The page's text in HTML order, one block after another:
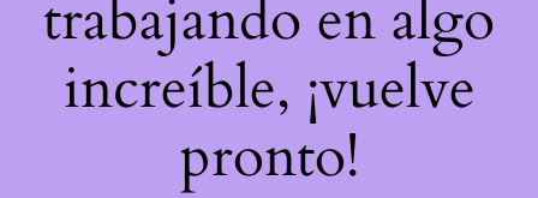
trabajando en algo
increíble, ¡vuelve
pronto!